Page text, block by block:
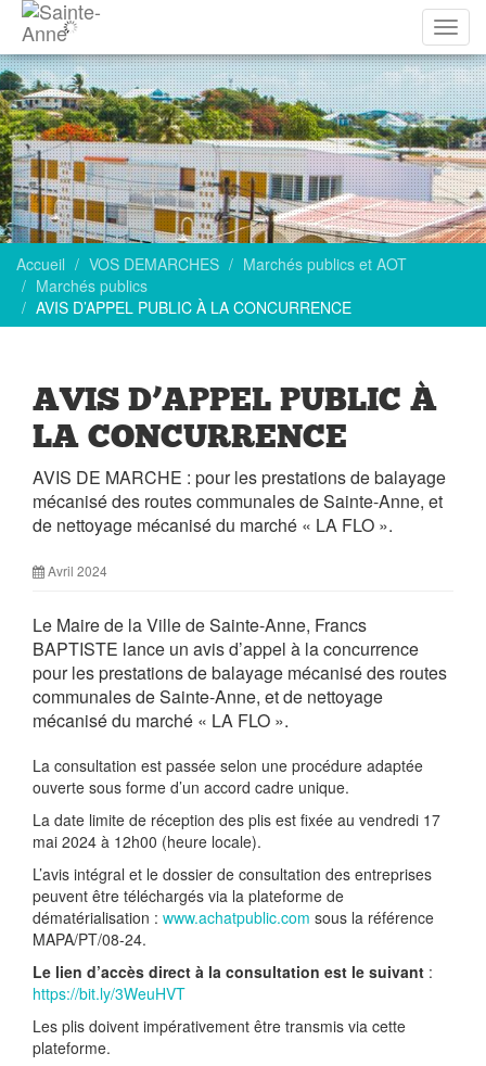
la
Accueil VOS DEMARCHES
Marchés publics et AOT
Marchés publics
AVIS D’APPEL PUBLIC À LA CONCURRENCE
AVIS D’APPEL PUBLIC À
LA CONCURRENCE
AVIS DE MARCHE : pour les prestations de balayage
mécanisé des routes communales de Sainte-Anne, et
de nettoyage mécanisé du marché « LA FLO ».
Avril 2024
Le Maire de la Ville de Sainte-Anne, Francs
BAPTISTE lance un avis d’appel à la concurrence
pour les prestations de balayage mécanisé des routes
communales de Sainte-Anne, et de nettoyage
mécanisé du marché « LA FLO ».
La consultation est passée selon une procédure adaptée
ouverte sous forme d’un accord cadre unique.
La date limite de réception des plis est fixée au vendredi 17
mai 2024 à 12h00 (heure locale).
L’avis intégral et le dossier de consultation des entreprises
peuvent être téléchargés via la plateforme de
dématérialisation : www.achatpublic.com sous la référence
MAPA/PT/08-24.
Le lien d’accès direct à la consultation est le suivant :
https://bit.ly/3WeuHVT
Les plis doivent impérativement être transmis via cette
plateforme.